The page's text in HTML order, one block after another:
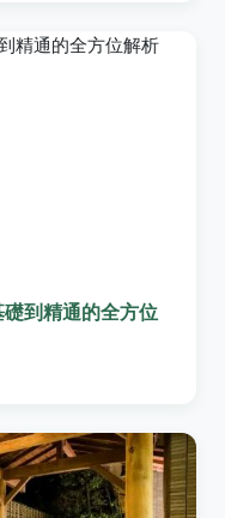
到精通的全方位